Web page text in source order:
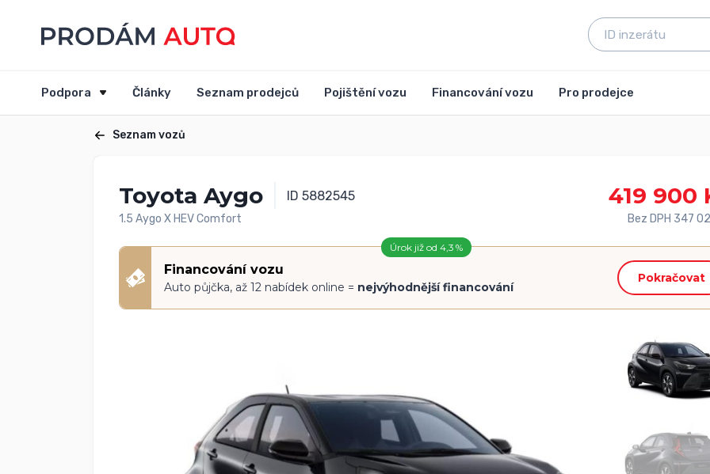
Podpora Články Seznam prodejců Pojištění vozu Financování vozu Pro prodejce
Seznam vozů
Toyota Aygo ID 5882545
1.5 Aygo X HEV Comfort
419 900
Bez DPH 347
Úrok již od 4,3 %
Financování vozu
Auto půjčka, až 12 nabídek online = nejvýhodnější financování
Pokračovat